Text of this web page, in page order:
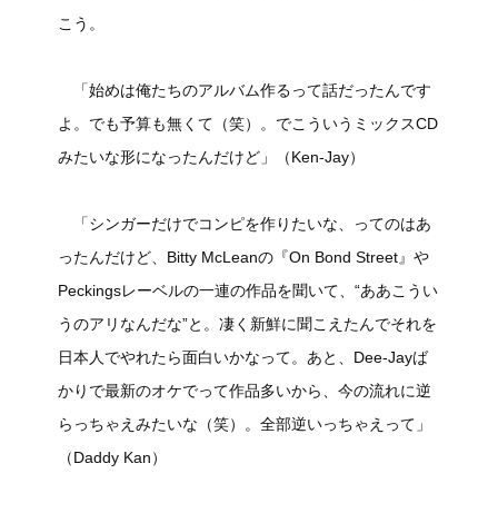
こう。
「始めは俺たちのアルバム作るって話だったんです
よ。でも予算も無くて（笑）。でこういうミックスCD
みたいな形になったんだけど」（Ken-Jay）
「シンガーだけでコンピを作りたいな、ってのはあ
ったんだけど、Bitty McLeanの『On Bond Street』や
Peckingsレーベルの一連の作品を聞いて、“ああこうい
うのアリなんだな”と。凄く新鮮に聞こえたんでそれを
日本人でやれたら面白いかなって。あと、Dee-Jayば
かりで最新のオケでって作品多いから、今の流れに逆
らっちゃえみたいな（笑）。全部逆いっちゃえって」
（Daddy Kan）